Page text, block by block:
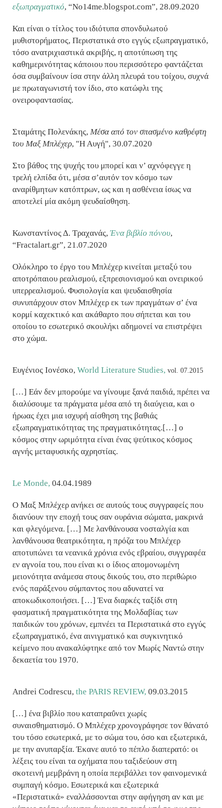
εξωπραγματικό, “No14me.blogspot.com”, 28.09.2020
Και είναι ο τίτλος του ιδιότυπα σπονδυλωτού
μυθιστορήματος, Περιστατικά στο εγγύς εξωπραγματικό,
τόσο ανατριχιαστικά ακριβής, η αποτύπωση της
καθημερινότητας κάποιου που περισσότερο φαντάζεται
όσα συμβαίνουν ίσα στην άλλη πλευρά του τοίχου, συχνά
με πρωταγωνιστή τον ίδιο, στο κατώφλι της
ονειροφαντασίας.
Σταμάτης Πολενάκης, Μέσα από τον σπασμένο καθρέφτη
του Μαξ Μπλέχερ, "Η Αυγή", 30.07.2020
Στο βάθος της ψυχής του μπορεί και ν’ αχνόφεγγε η
τρελή ελπίδα ότι, μέσα σ’αυτόν τον κόσμο των
αναρίθμητων κατόπτρων, ως και η ασθένεια ίσως να
αποτελεί μία ακόμη ψευδαίσθηση.
Κωνσταντίνος Δ. Τραχανάς, Ένα βιβλίο πόνου,
“Fractalart.gr”, 21.07.2020
Ολόκληρο το έργο του Μπλέχερ κινείται μεταξύ του
αποτρόπαιου ρεαλισμού, εξπρεσιονισμού και ονειρικού
υπερρεαλισμού. Φυσιολογία και ψευδαισθησία
συνυπάρχουν στον Μπλέχερ εκ των πραγμάτων σ’ ένα
κορμί καχεκτικό και ακάθαρτο που σήπεται και του
οποίου το εσωτερικό σκουλήκι αδημονεί να επιστρέψει
στο χώμα.
Ευγένιος Ιονέσκο, World Literature Studies, vol. 07.2015
[…] Εάν δεν μπορούμε να γίνουμε ξανά παιδιά, πρέπει να
διαλύσουμε τα πράγματα μέσα από τη διαύγεια, και ο
ήρωας έχει μια ισχυρή αίσθηση της βαθιάς
εξωπραγματικότητας της πραγματικότητας.[…] o
κόσμος στην ωριμότητα είναι ένας ψεύτικος κόσμος
αγνής μεταφυσικής αχρηστίας.
Le Monde, 04.04.1989
Ο Μαξ Μπλέχερ ανήκει σε αυτούς τους συγγραφείς που
διανύουν την εποχή τους σαν ουράνια σώματα, μακρινά
και φλεγόμενα. […] Με λανθάνουσα νοσταλγία και
λανθάνουσα θεατρικότητα, η πρόζα του Μπλέχερ
αποτυπώνει τα νεανικά χρόνια ενός εβραίου, συγγραφέα
εν αγνοία του, που είναι κι ο ίδιος απομονωμένη
μειονότητα ανάμεσα στους δικούς του, στο περιθώριο
ενός παράξενου σύμπαντος που αδυνατεί να
αποκωδικοποιήσει. […] Ένα διαρκές ταξίδι στη
φασματική πραγματικότητα της Μολδαβίας των
παιδικών του χρόνων, εμπνέει τα Περιστατικά στο εγγύς
εξωπραγματικό, ένα αινιγματικό και συγκινητικό
κείμενο που ανακαλύφτηκε από τον Μωρίς Ναντώ στην
δεκαετία του 1970.
Andrei Codrescu, the PARIS REVIEW, 09.03.2015
[…] ένα βιβλίο που καταπραΰνει χωρίς
συναισθηματισμό. Ο Μπλέχερ χρονογράφησε τον θάνατό
του τόσο εσωτερικά, με το σώμα του, όσο και εξωτερικά,
με την ανυπαρξία. Έκανε αυτό το πέπλο διαπερατό: οι
λέξεις του είναι τα οχήματα που ταξιδεύουν στη
σκοτεινή μεμβράνη η οποία περιβάλλει τον φαινομενικά
συμπαγή κόσμο. Εσωτερικά και εξωτερικά
«Περιστατικά» εναλλάσσονται στην αφήγηση αν και με